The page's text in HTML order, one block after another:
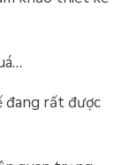
đang rất được